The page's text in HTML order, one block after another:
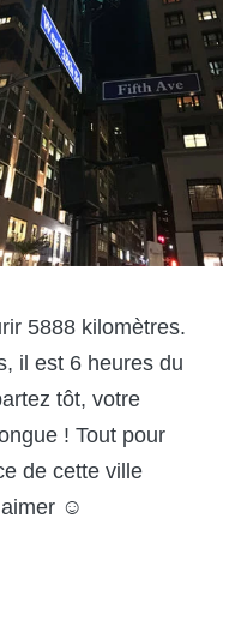
5888 kilomètres.
il est 6 heures du
tôt, votre
! Tout pour
de cette ville
☺